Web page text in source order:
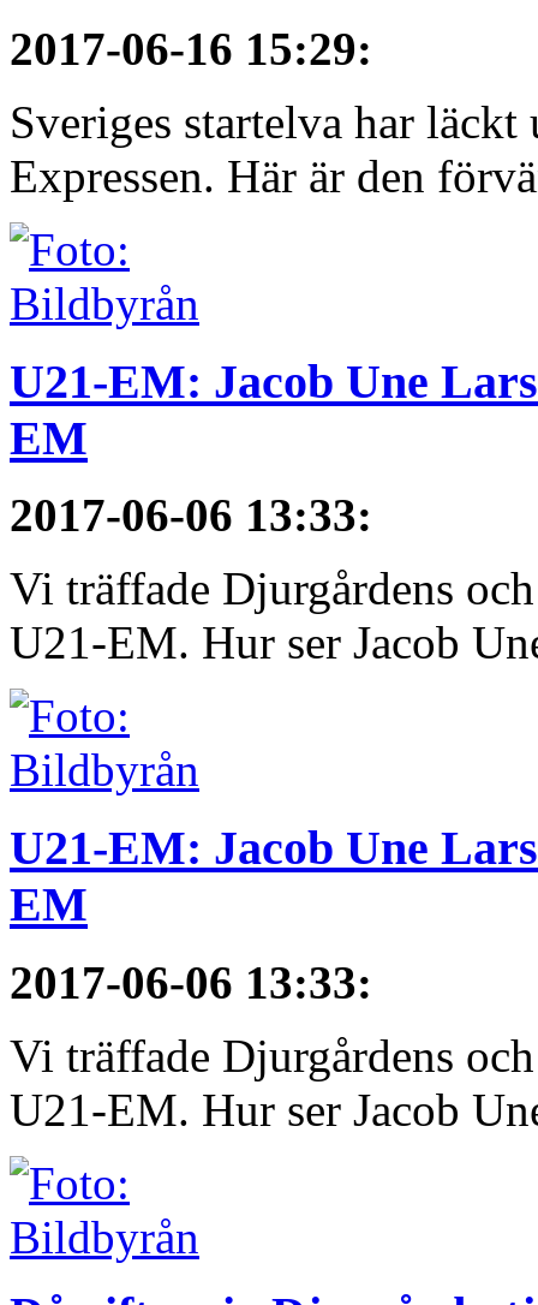
2017-06-16 15:29:
Sveriges startelva har
Expressen. Här är den
U21-EM: Jacob Une
EM
2017-06-06 13:33:
Vi träffade Djurgårdens
U21-EM. Hur ser Jacob
U21-EM: Jacob Une
EM
2017-06-06 13:33:
Vi träffade Djurgårdens
U21-EM. Hur ser Jacob